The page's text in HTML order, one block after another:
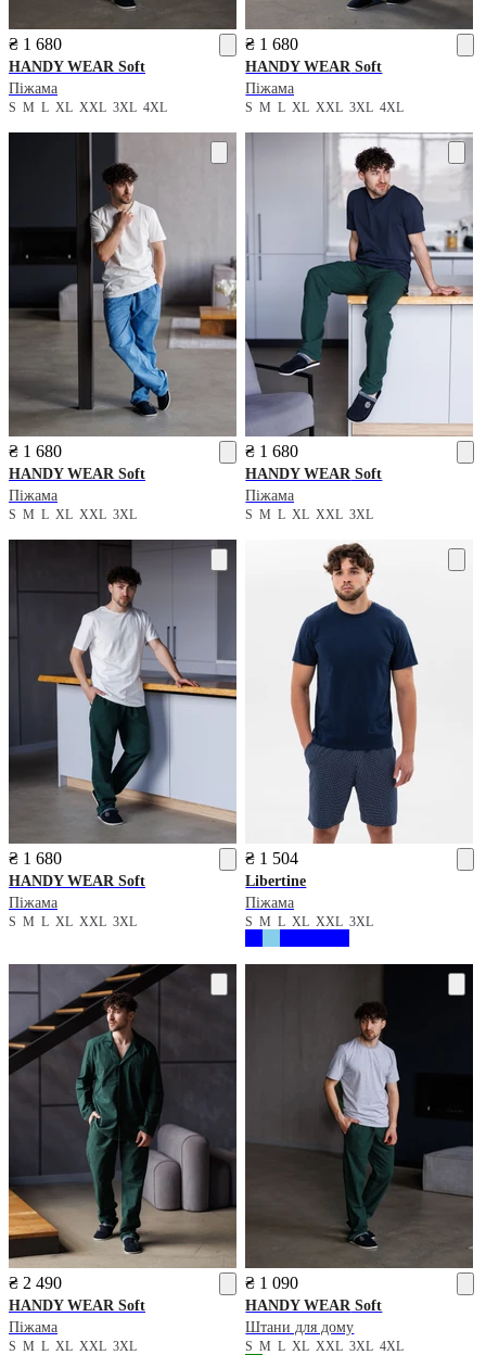
₴ 1 680
HANDY WEAR Soft
Піжама
S M L XL XXL 3XL 4XL
₴ 1 680
HANDY WEAR Soft
Піжама
SMLXLXXL3XL4XL
₴ 1 680
HANDY WEAR Soft
Піжама
S M L XL XXL 3XL
₴ 1 680
HANDY WEAR Soft
Піжама
SMLXLXXL3XL
₴ 1 680
HANDY WEAR Soft
Піжама
S M L XL XXL 3XL
₴ 1 504
Libertine
Піжама
SMLXLXXL3XL
₴ 2 490
HANDY WEAR Soft
Піжама
S M L XL XXL 3XL
₴ 1 090
HANDY WEAR Soft
Штани для дому
SMLXLXXL3XL4XL